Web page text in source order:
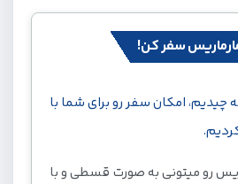
سفر کن!
چیدیم، امکان سفر رو برای شما با
رو میتونی به صورت قسطی و با